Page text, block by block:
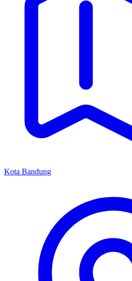
Kota Bandung